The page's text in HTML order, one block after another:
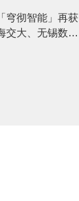
穹彻智能」再获
交大、无锡数据